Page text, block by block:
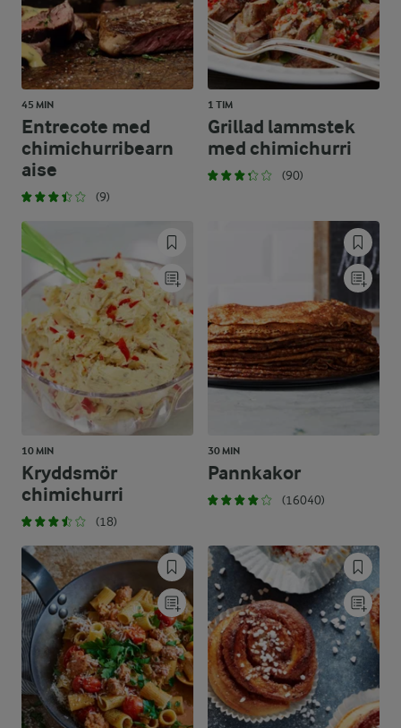
45 MIN
Entrecote med
chimichurribearn
aise
(9)
1 TIM
Grillad lammstek
med chimichurri
(90)
10 MIN
Kryddsmör
chimichurri
(18)
30 MIN
Pannkakor
(16040)